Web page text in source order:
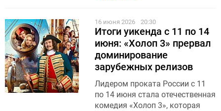
16 июня 2026 20:30
Итоги уикенда с 11 по 14
июня: «Холоп 3» прервал
доминирование
зарубежных релизов
Лидером проката России с 11
по 14 июня стала отечественная
комедия «Холоп 3», которая